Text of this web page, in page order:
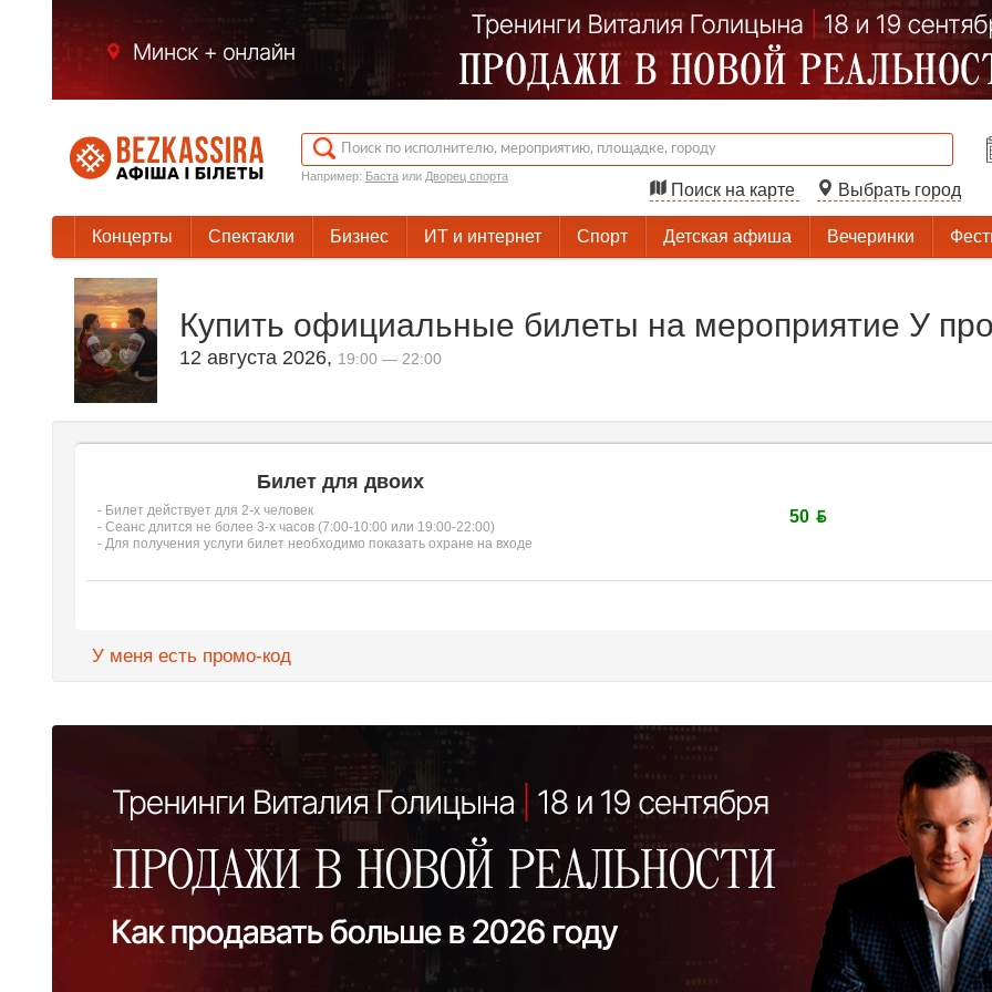
Например: Бастаили Дворец спорта
Поиск на карте Выбрать город
Концерты Спектакли Бизнес ИТ и интернет Спорт Детская афиша Вечеринки
Купить официальные билеты на мероприятие У
12 августа 2026, 19:00 — 22:00
Билет для двоих
- Билет действует для 2-х человек
- Сеанс длится не более 3-х часов (7:00-10:00 или 19:00-22:00)
- Для получения услуги билет необходимо показать охране на входе
50 ƃ
У меня есть промо-код